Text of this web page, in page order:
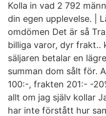
Kolla in vad 2 792
din egen upplevelse. |
omdömen Det är så
billiga varor, dyr frakt..
säljaren betalar en
summan dom sålt för.
100:-, frakten 201:- -
allt om jag själv kollar
har inte förstått hur